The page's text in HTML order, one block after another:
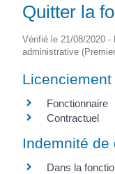
Quitter la
Vérifié le 21/08/2020 -
administrative
Licenciement
Fonctionnaire
Contractuel
Indemnité de
Dans la